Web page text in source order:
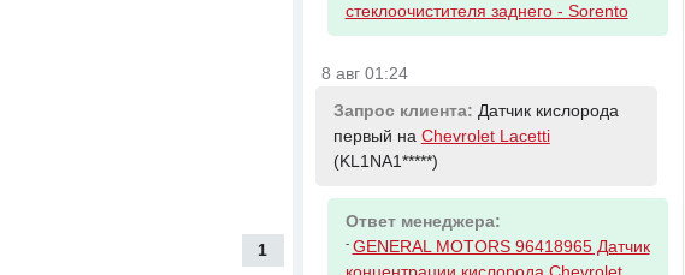
1
стеклоочистителя заднего - Sorento
8 авг 01:24
Запрос клиента: Датчик кислорода
первый на Chevrolet Lacetti
(KL1NA1*****)
Ответ менеджера:
- GENERAL MOTORS 96418965 Датчик